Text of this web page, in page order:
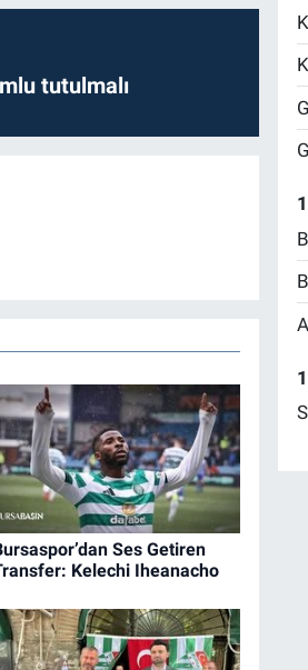
tutulmalı
Ses Getiren
Kelechi Iheanacho